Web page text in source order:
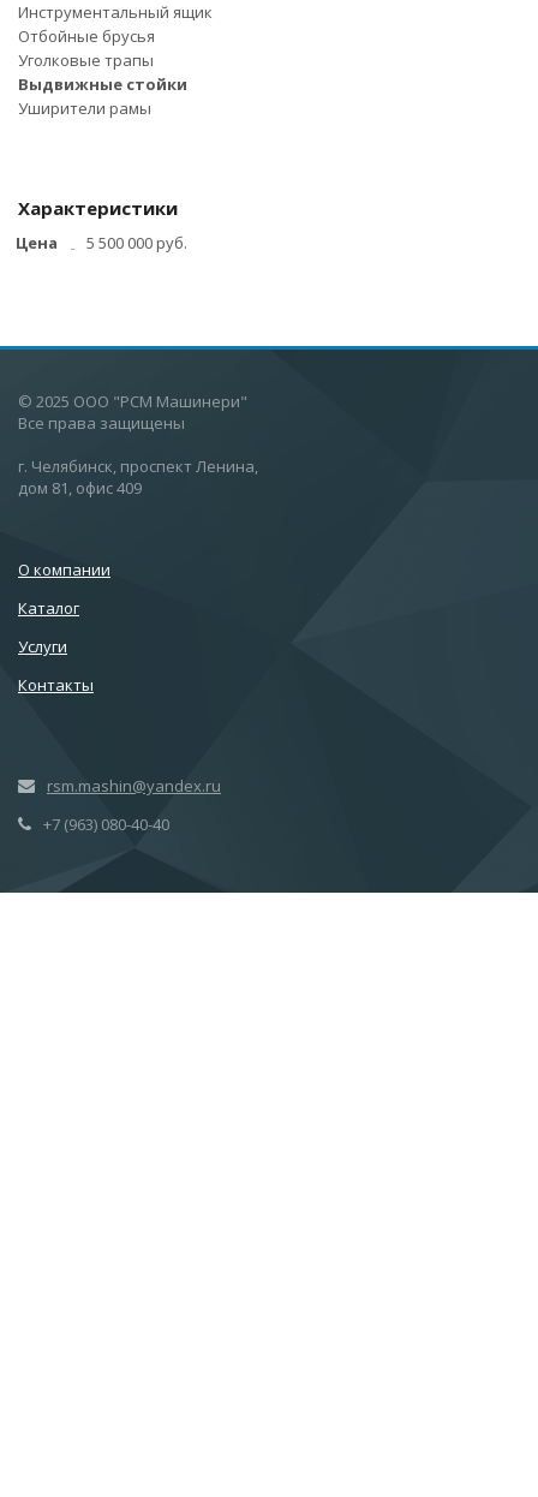
Инструментальный ящик
Отбойные брусья
Уголковые трапы
Выдвижные стойки
Уширители рамы
Характеристики
Цена 5 500 000 руб.
© 2025 ООО "РСМ Машинери"
Все права защищены
г. Челябинск, проспект Ленина,
дом 81, офис 409
О компании
Каталог
Услуги
Контакты
rsm.mashin@yandex.ru
+7 (963) 080-40-40